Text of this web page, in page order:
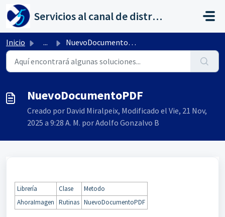
Saltar al contenido principal
Servicios al canal de distribución de AHORA
Inicio ... NuevoDocumentoPDF
NuevoDocumentoPDF
Creado por David Miralpeix, Modificado el Vie, 21 Nov,
2025 a 9:28 A. M. por Adolfo Gonzalvo B
Librería Clase
Metodo
AhoraImagen Rutinas NuevoDocumentoPDF